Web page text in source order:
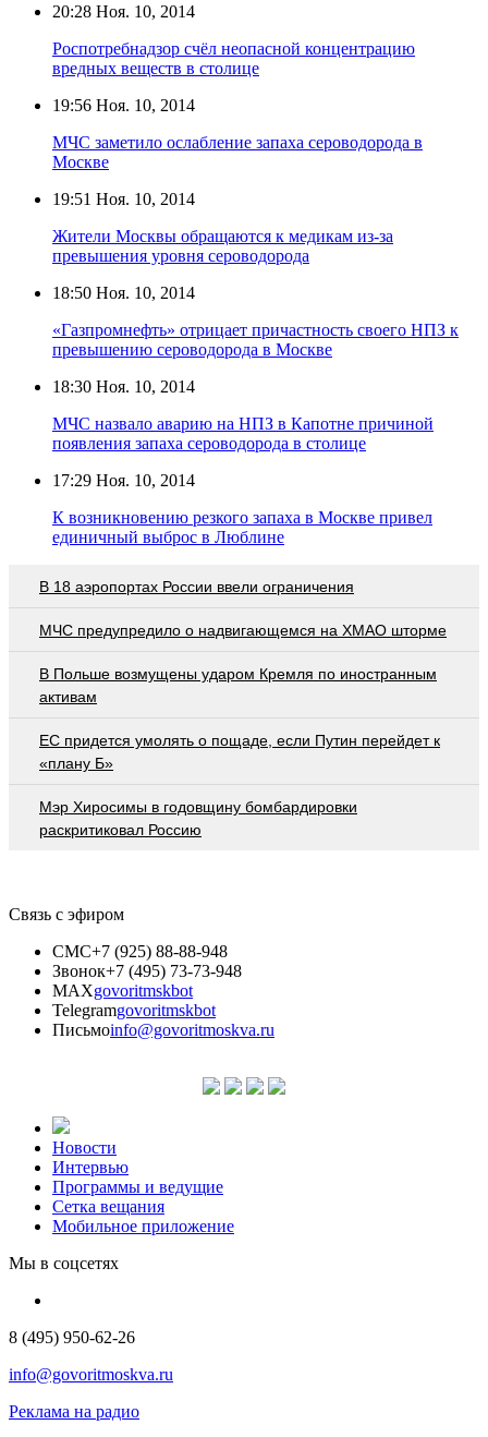
20:28 Ноя. 10, 2014
Роспотребнадзор счёл неопасной концентрацию
вредных веществ в столице
19:56 Ноя. 10, 2014
МЧС заметило ослабление запаха сероводорода в
Москве
19:51 Ноя. 10, 2014
Жители Москвы обращаются к медикам из-за
превышения уровня сероводорода
18:50 Ноя. 10, 2014
«Газпромнефть» отрицает причастность своего НПЗ к
превышению сероводорода в Москве
18:30 Ноя. 10, 2014
МЧС назвало аварию на НПЗ в Капотне причиной
появления запаха сероводорода в столице
17:29 Ноя. 10, 2014
К возникновению резкого запаха в Москве привел
единичный выброс в Люблине
В 18 аэропортах России ввели ограничения
МЧС предупредило о надвигающемся на ХМАО шторме
В Польше возмущены ударом Кремля по иностранным
активам
EC придется умолять о пощаде, если Путин перейдет к
«плану Б»
Мэр Хиросимы в годовщину бомбардировки
раскритиковал Россию
Связь с эфиром
СМС+7 (925) 88-88-948
Звонок+7 (495) 73-73-948
MAXgovoritmskbot
Telegramgovoritmskbot
Письмоinfo@govoritmoskva.ru
Новости
Интервью
Программы и ведущие
Сетка вещания
Мобильное приложение
Мы в соцсетях
8 (495) 950-62-26
info@govoritmoskva.ru
Реклама на радио